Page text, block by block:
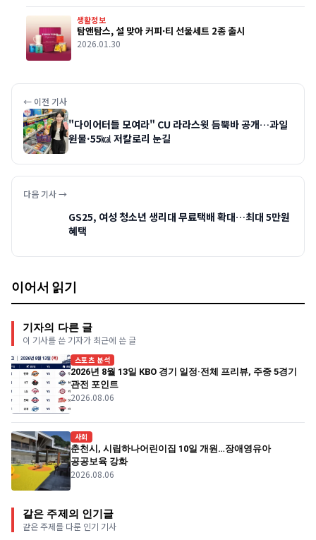
생활정보
탐앤탐스, 설 맞아 커피·티 선물세트 2종 출시
2026.01.30
← 이전 기사
"다이어터들 모여라" CU 라라스윗 듬뿍바 공개…과일
원물·55㎉ 저칼로리 눈길
다음 기사 →
GS25, 여성 청소년 생리대 무료택배 확대…최대 5만원
혜택
이어서 읽기
기자의 다른 글
이 기사를 쓴 기자가 최근에 쓴 글
스포츠 분석
2026년 8월 13일 KBO 경기 일정·전체 프리뷰, 주중 5경기
관전 포인트
2026.08.06
사회
춘천시, 시립하나어린이집 10일 개원…장애영유아
공공보육 강화
2026.08.06
같은 주제의 인기글
같은 주제를 다룬 인기 기사